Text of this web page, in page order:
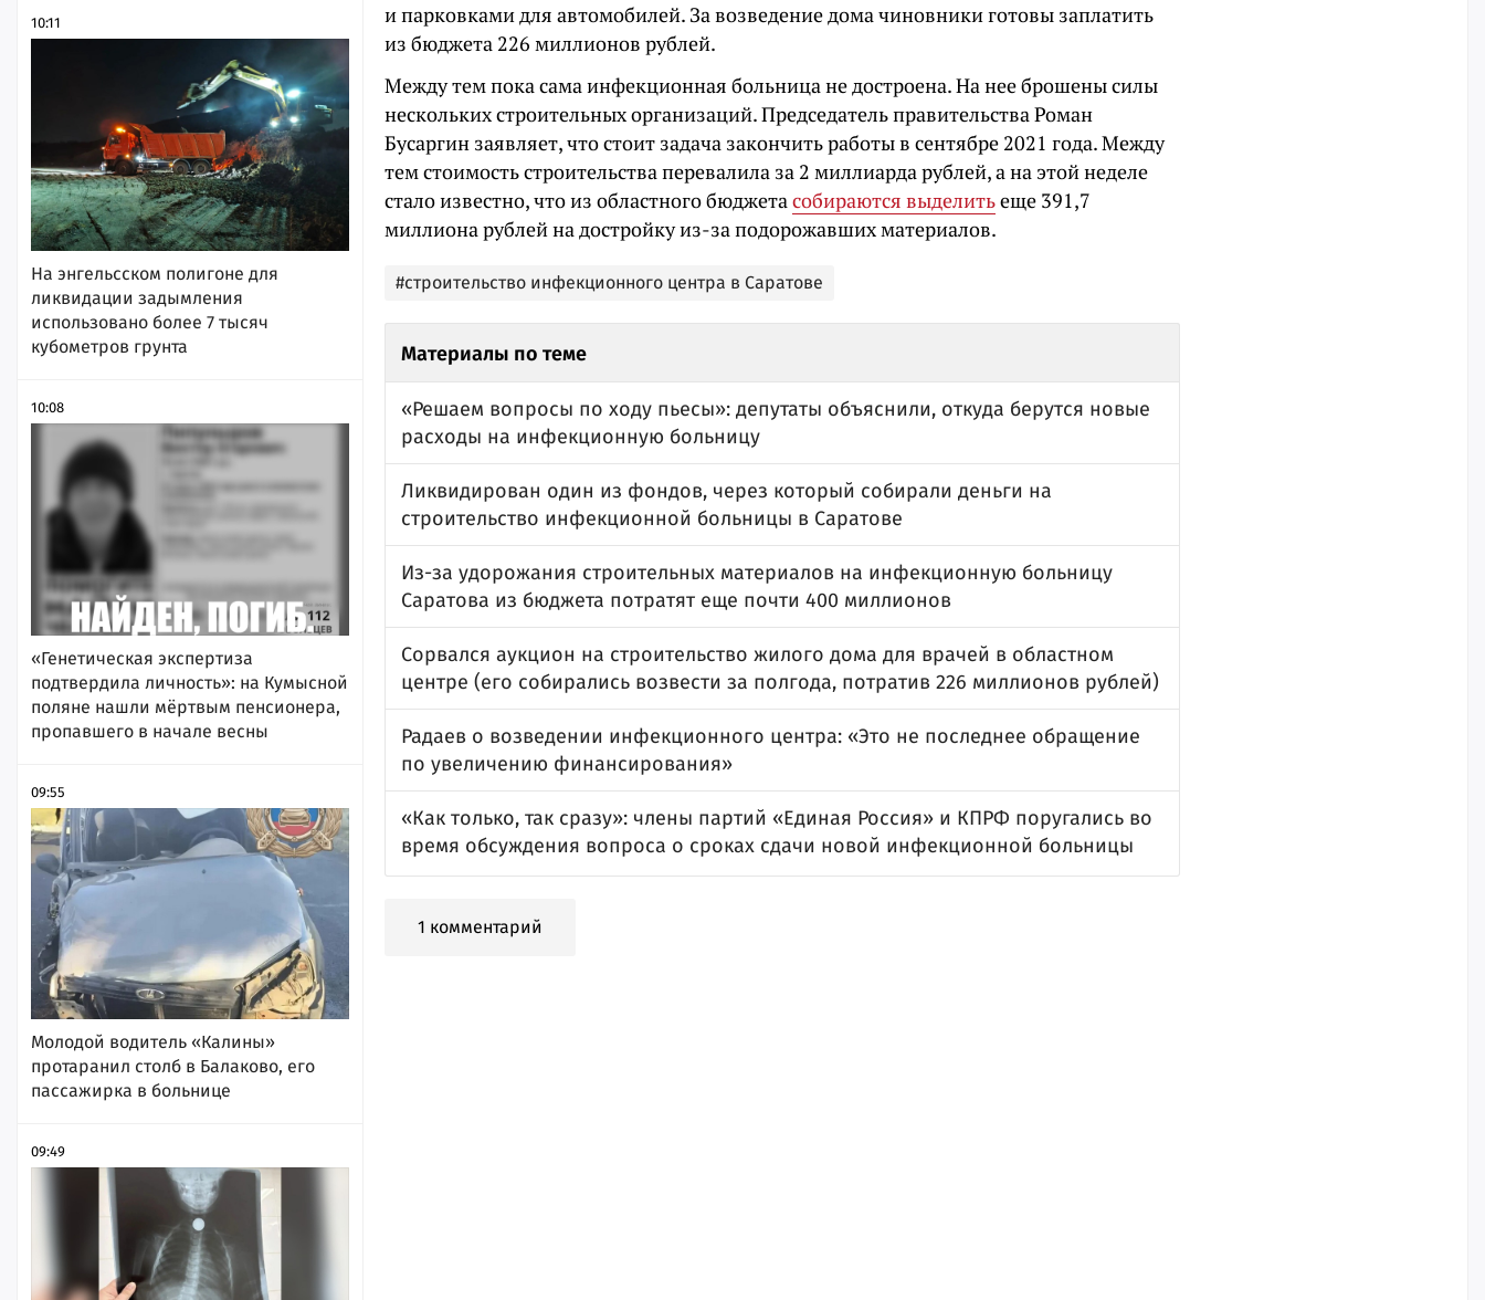
10:11
На энгельсском полигоне для
ликвидации задымления
использовано более 7 тысяч
кубометров грунта
10:08
«Генетическая экспертиза
подтвердила личность»: на Кумысной
поляне нашли мёртвым пенсионера,
пропавшего в начале весны
09:55
Молодой водитель «Калины»
протаранил столб в Балаково, его
пассажирка в больнице
09:49
и парковками для автомобилей. За возведение дома чиновники готовы заплатить
из бюджета 226 миллионов рублей.
Между тем пока сама инфекционная больница не достроена. На нее брошены силы
нескольких строительных организаций. Председатель правительства Роман
Бусаргин заявляет, что стоит задача закончить работы в сентябре 2021 года. Между
тем стоимость строительства перевалила за 2 миллиарда рублей, а на этой неделе
стало известно, что из областного бюджетасобираются выделитьеще 391,7
миллиона рублей на достройку из-за подорожавших материалов.
#строительство инфекционного центра в Саратове
Материалы по теме
«Решаем вопросы по ходу пьесы»: депутаты объяснили, откуда берутся новые
расходы на инфекционную больницу
Ликвидирован один из фондов, через который собирали деньги на
строительство инфекционной больницы в Саратове
Из-за удорожания строительных материалов на инфекционную больницу
Саратова из бюджета потратят еще почти 400 миллионов
Сорвался аукцион на строительство жилого дома для врачей в областном
центре (его собирались возвести за полгода, потратив 226 миллионов рублей)
Радаев о возведении инфекционного центра: «Это не последнее обращение
по увеличению финансирования»
«Как только, так сразу»: члены партий «Единая Россия» и КПРФ поругались во
время обсуждения вопроса о сроках сдачи новой инфекционной больницы
1 комментарий